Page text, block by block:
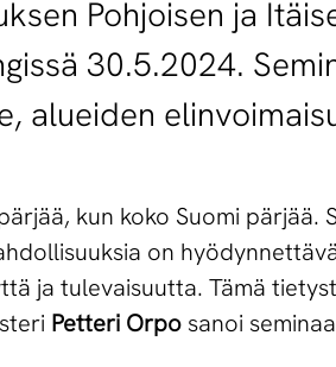
Pohjoisen ja
30.5.2024.
alueiden
kun koko Suomi
on
ja tulevaisuutta. Tämä
Petteri Orpo sanoi